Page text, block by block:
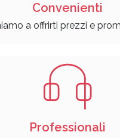
Convenienti
a offrirti prezzi e
Professionali